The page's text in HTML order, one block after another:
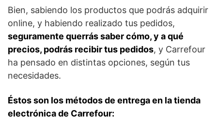
Bien, sabiendo los productos que podrás adquirir
online, y habiendo realizado tus pedidos,
seguramente querrás saber cómo, y a qué
precios, podrás recibir tus pedidos, y Carrefour
ha pensado en distintas opciones, según tus
necesidades.
Éstos son los métodos de entrega en la tienda
electrónica de Carrefour: